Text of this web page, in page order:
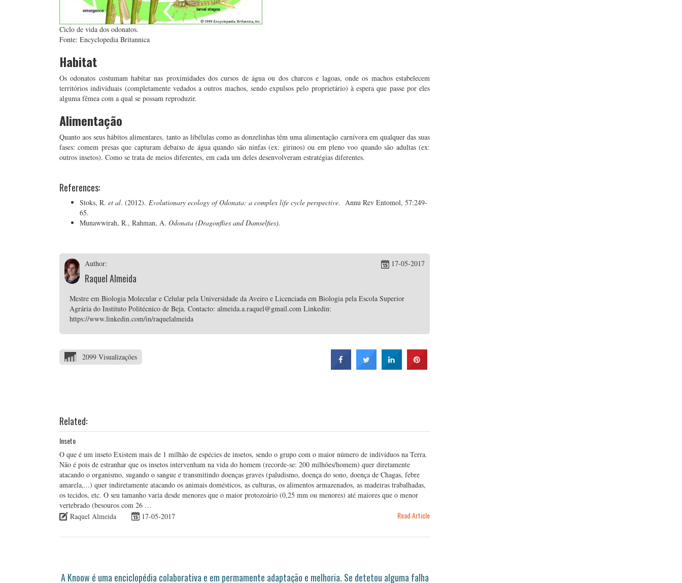
Ciclo de vida dos odonatos.
Fonte: Encyclopedia Britannica
Habitat
Os odonatos costumam habitar nas proximidades dos cursos de água ou dos charcos e lagoas, onde os machos estabelecem
territórios individuais (completamente vedados a outros machos, sendo expulsos pelo proprietário) à espera que passe por eles
alguma fêmea com a qual se possam reproduzir.
Alimentação
Quanto aos seus hábitos alimentares, tanto as libélulas como as donzelinhas têm uma alimentação carnívora em qualquer das suas
fases: comem presas que capturam debaixo de água quando são ninfas (ex: girinos) ou em pleno voo quando são adultas (ex:
outros insetos). Como se trata de meios diferentes, em cada um deles desenvolveram estratégias diferentes.
References:
Stoks, R. et al. (2012). Evolutionary ecology of Odonata: a complex life cycle perspective. Annu Rev Entomol, 57:249-
65.
Munawwirah, R., Rahman, A. Odonata (Dragonflies and Damselfies).
Author:
Raquel Almeida
17-05-2017
Mestre em Biologia Molecular e Celular pela Universidade da Aveiro e Licenciada em Biologia pela Escola Superior
Agrária do Instituto Politécnico de Beja. Contacto: almeida.a.raquel@gmail.com Linkedin:
https://www.linkedin.com/in/raquelalmeida
2099 Visualizações
Related:
Inseto
O que é um inseto Existem mais de 1 milhão de espécies de insetos, sendo o grupo com o maior número de indivíduos na Terra.
Não é pois de estranhar que os insetos intervenham na vida do homem (recorde-se: 200 milhões/homem) quer diretamente
atacando o organismo, sugando o sangue e transmitindo doenças graves (paludismo, doença do sono, doença de Chagas, febre
amarela,...) quer indiretamente atacando os animais domésticos, as culturas, os alimentos armazenados, as madeiras trabalhadas,
os tecidos, etc. O seu tamanho varia desde menores que o maior protozoário (0,25 mm ou menores) até maiores que o menor
vertebrado (besouros com 26 …
Raquel Almeida
17-05-2017 Read Article
A Knoow é uma enciclopédia colaborativa e em permamente adaptação e melhoria. Se detetou alguma falha